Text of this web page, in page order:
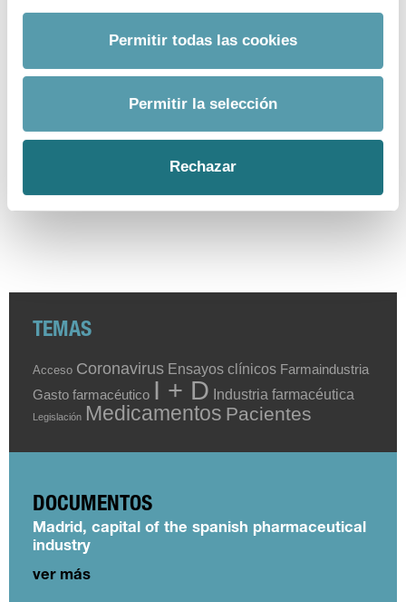
Permitir todas las cookies
Permitir la selección
Rechazar
| 3 | 2014
Protocolo de colaboración entre el
Ministerio de Sanidad, Servicios
Sociales e Igualdad y Farmaindustria
- Tamaño 438 kb
descargar documento
2 3 4
TEMAS
Acceso Coronavirus Ensayos clínicos Farmaindustria
Gasto farmacéutico I + D Industria farmacéutica
Legislación Medicamentos Pacientes
DOCUMENTOS
Madrid, capital of the spanish pharmaceutical
industry
ver más